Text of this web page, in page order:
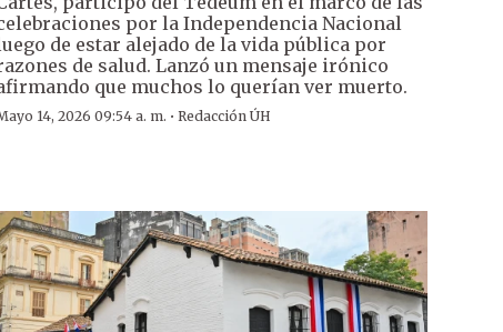
por la Independencia Nacional
de estar alejado de la vida pública por
de salud. Lanzó un mensaje irónico
que muchos lo querían ver muerto.
14, 2026 09:54 a. m. · Redacción ÚH